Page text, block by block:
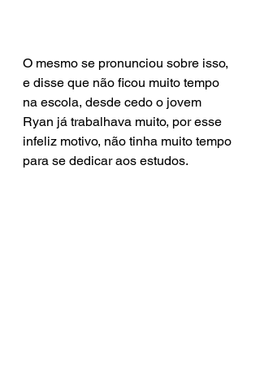
O mesmo se pronunciou sobre isso,
e disse que não ficou muito tempo
na escola, desde cedo o jovem
Ryan já trabalhava muito, por esse
infeliz motivo, não tinha muito tempo
para se dedicar aos estudos.